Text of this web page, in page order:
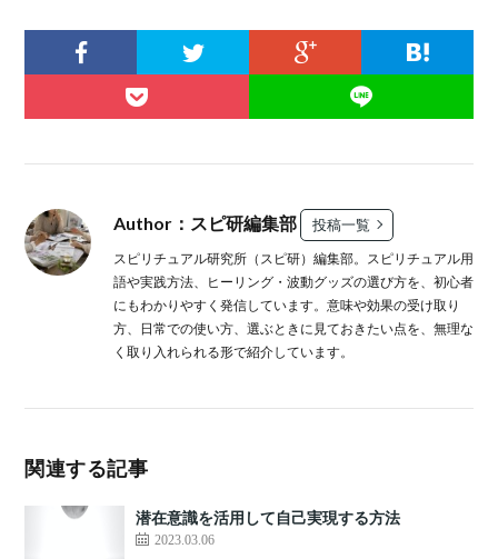
Author：スピ研編集部 投稿一覧
スピリチュアル研究所（スピ研）編集部。スピリチュアル用
語や実践方法、ヒーリング・波動グッズの選び方を、初心者
にもわかりやすく発信しています。意味や効果の受け取り
方、日常での使い方、選ぶときに見ておきたい点を、無理な
く取り入れられる形で紹介しています。
関連する記事
潜在意識を活用して自己実現する方法
2023.03.06